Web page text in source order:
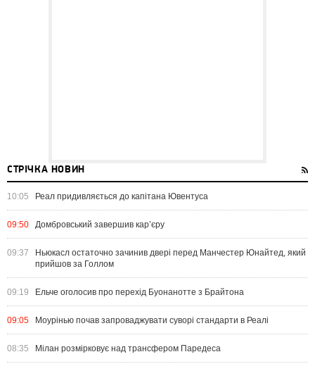
СТРІЧКА НОВИН
10:05 Реал придивляється до капітана Ювентуса
09:50 Домбровський завершив кар’єру
09:37
Ньюкасл остаточно зачинив двері перед Манчестер Юнайтед, який
прийшов за Голлом
09:19 Ельче оголосив про перехід Буонанотте з Брайтона
09:05 Моурінью почав запроваджувати суворі стандарти в Реалі
08:35 Мілан розмірковує над трансфером Паредеса